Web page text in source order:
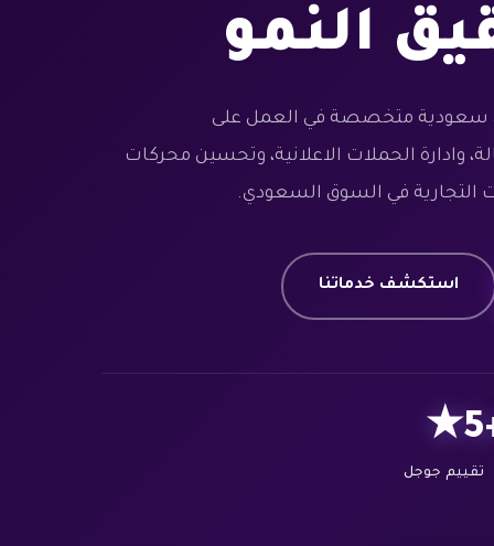
النمو
متخصصة في العمل على
وادارة الحملات الاعلانية، وتحسين محركات
استكشف خدماتنا
5★
تقييم جوجل